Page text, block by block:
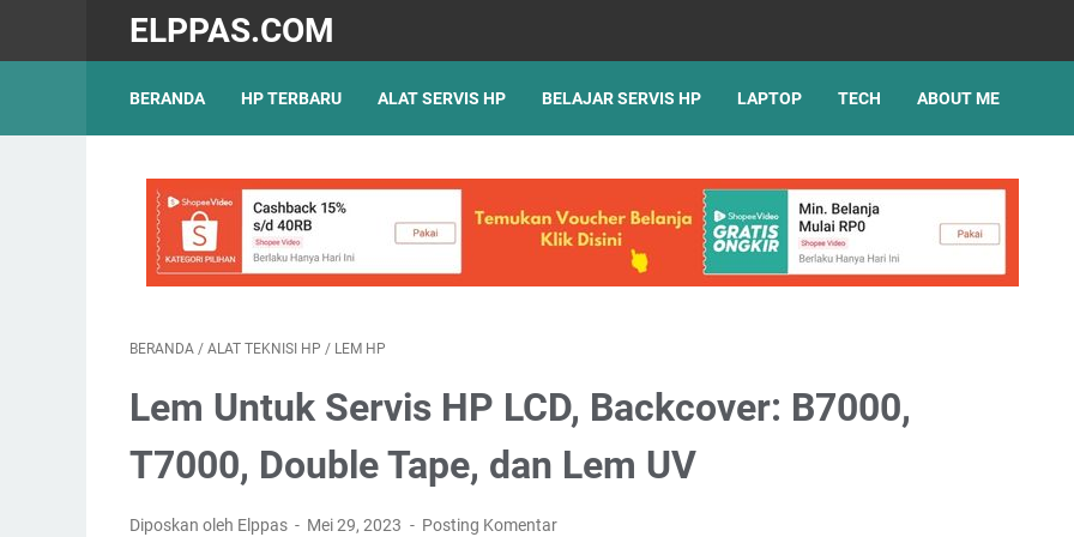
ELPPAS.COM
BERANDA HP TERBARU ALAT SERVIS HP BELAJAR SERVIS HP LAPTOP TECH ABOUT ME
BERANDA / ALAT TEKNISI HP / LEM HP
Lem Untuk Servis HP LCD, Backcover: B7000,
T7000, Double Tape, dan Lem UV
Diposkan oleh Elppas Mei 29, 2023 Posting Komentar